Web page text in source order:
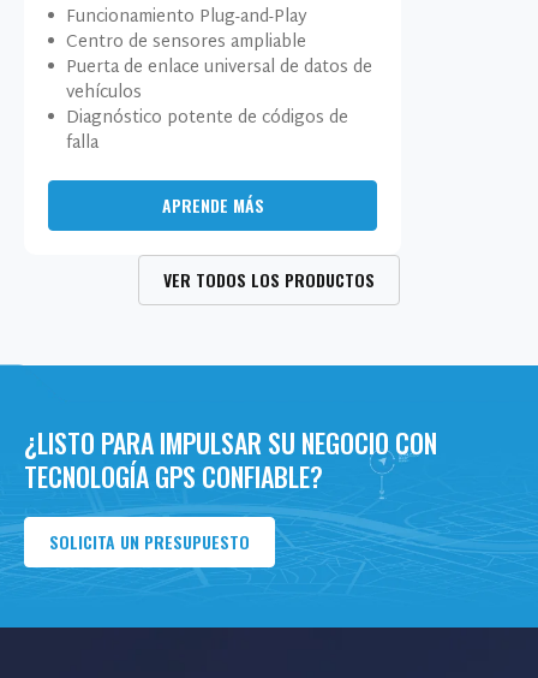
Funcionamiento Plug-and-Play
Centro de sensores ampliable
Puerta de enlace universal de datos de
vehículos
Diagnóstico potente de códigos de
falla
APRENDE MÁS
VER TODOS LOS PRODUCTOS
¿LISTO PARA IMPULSAR SU NEGOCIO CON
TECNOLOGÍA GPS CONFIABLE?
SOLICITA UN PRESUPUESTO